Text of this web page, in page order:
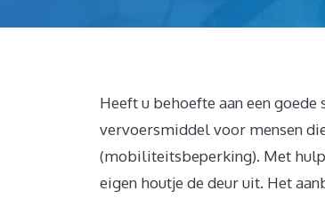
Heeft u behoefte aan een
vervoersmiddel voor mensen
(mobiliteitsbeperking). Met hulp
eigen houtje de deur uit. Het